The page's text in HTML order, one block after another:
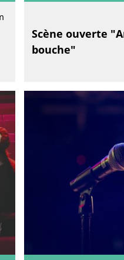
Scène ouverte
bouche"